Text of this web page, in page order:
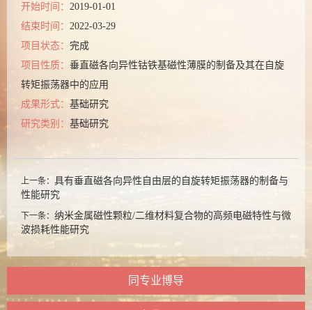
开始时间： 2019-01-01
结束时间： 2022-03-29
项目状态： 完成
项目性质： 垂直磁各向异性钴铁基磁性薄膜的制备及其在自旋
转矩振荡器中的应用
成果形式： 基础研究
研究类别： 基础研究
上一条： 具有垂直磁各向异性自由层的自旋转矩振荡器的制备与
性能研究
下一条： 纳米金属磁性颗粒/二维材料复合物的高频电磁特性与微
波损耗性能研究
同专业博导